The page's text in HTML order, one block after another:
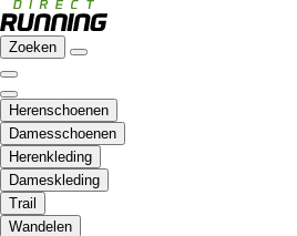
Zoeken
Herenschoenen
Damesschoenen
Herenkleding
Dameskleding
Trail
Wandelen